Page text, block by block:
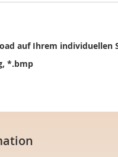
auf Ihrem
*.bmp